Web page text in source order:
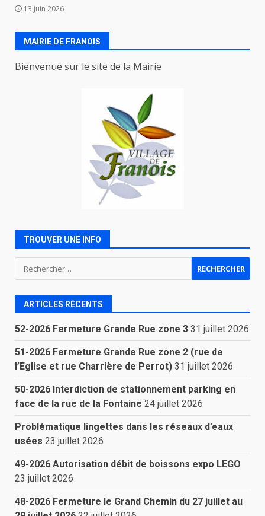
13 juin 2026
MAIRIE DE FRANOIS
Bienvenue sur le site de la Mairie
TROUVER UNE INFO
Rechercher :
ARTICLES RÉCENTS
52-2026 Fermeture Grande Rue zone 3 31 juillet 2026
51-2026 Fermeture Grande Rue zone 2 (rue de
l’Eglise et rue Charrière de Perrot) 31 juillet 2026
50-2026 Interdiction de stationnement parking en
face de la rue de la Fontaine 24 juillet 2026
Problématique lingettes dans les réseaux d’eaux
usées 23 juillet 2026
49-2026 Autorisation débit de boissons expo LEGO
23 juillet 2026
48-2026 Fermeture le Grand Chemin du 27 juillet au